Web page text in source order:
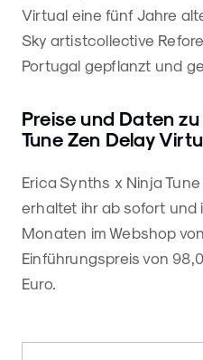
Virtual eine fünf Jahre
Sky artistcollective
Portugal gepflanzt und
Preise und Daten
Tune Zen Delay
Erica Synths x Ninja
erhaltet ihr ab sofort
Monaten im Webshop
Einführungspreis von
Euro.